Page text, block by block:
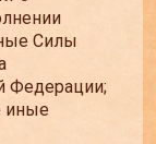
Силы
Федерации;
иные